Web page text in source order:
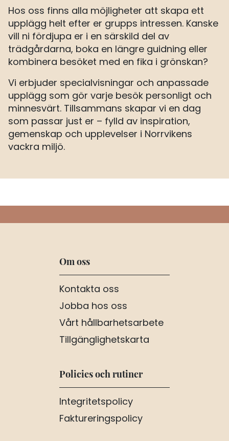
Hos oss finns alla möjligheter att skapa ett
upplägg helt efter er grupps intressen. Kanske
vill ni fördjupa er i en särskild del av
trädgårdarna, boka en längre guidning eller
kombinera besöket med en fika i grönskan?
Vi erbjuder specialvisningar och anpassade
upplägg som gör varje besök personligt och
minnesvärt. Tillsammans skapar vi en dag
som passar just er – fylld av inspiration,
gemenskap och upplevelser i Norrvikens
vackra miljö.
Om oss
Kontakta oss
Jobba hos oss
Vårt hållbarhetsarbete
Tillgänglighetskarta
Policies och rutiner
Integritetspolicy
Faktureringspolicy